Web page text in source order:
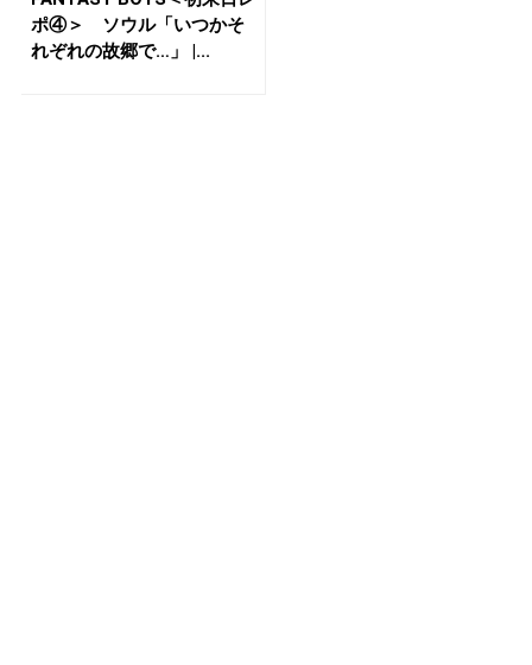
ポ④＞ ソウル「いつかそ
れぞれの故郷で…」 |...